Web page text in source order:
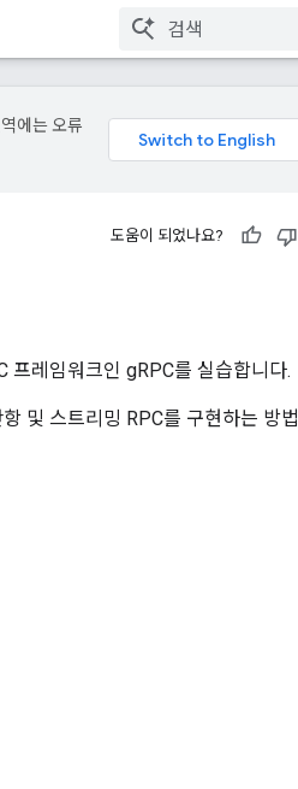
에는 오류
도움이 되었나요?
프레임워크인 gRPC를 실습합니다.
및 스트리밍 RPC를 구현하는 방법